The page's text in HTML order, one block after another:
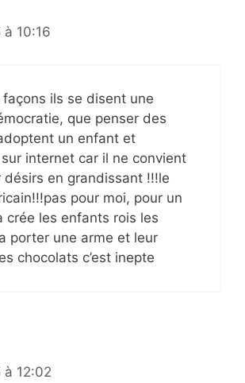
10:16
ils se disent une
que penser des
un enfant et
sur internet car il ne convient
désirs en grandissant !!!le
pour moi, pour un
crée les enfants rois les
porter une arme et leur
chocolats c’est inepte
à 12:02